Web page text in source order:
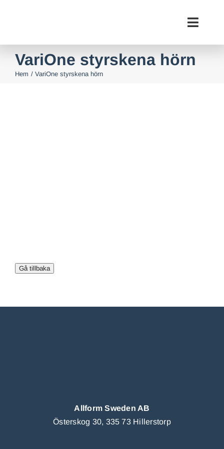
VariOne styrskena hörn
Hem VariOne styrskena hörn
Allform Sweden AB
Österskog 30, 335 73 Hillerstorp